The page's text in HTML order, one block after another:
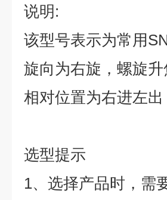
说明 :
该型号表示为常用
旋向为右旋，螺旋升
相对位置为右进左出
选型提示
1、选择产品时，需